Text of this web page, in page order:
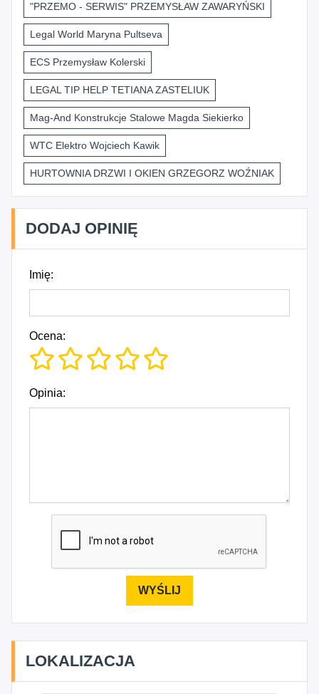
"PRZEMO - SERWIS" PRZEMYSŁAW ZAWARYŃSKI
Legal World Maryna Pultseva
ECS Przemysław Kolerski
LEGAL TIP HELP TETIANA ZASTELIUK
Mag-And Konstrukcje Stalowe Magda Siekierko
WTC Elektro Wojciech Kawik
HURTOWNIA DRZWI I OKIEN GRZEGORZ WOŹNIAK
DODAJ OPINIĘ
Imię:
Ocena:
Opinia:
LOKALIZACJA